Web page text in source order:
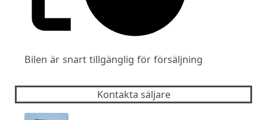
Bilen är snart tillgänglig för försäljning
Kontakta säljare